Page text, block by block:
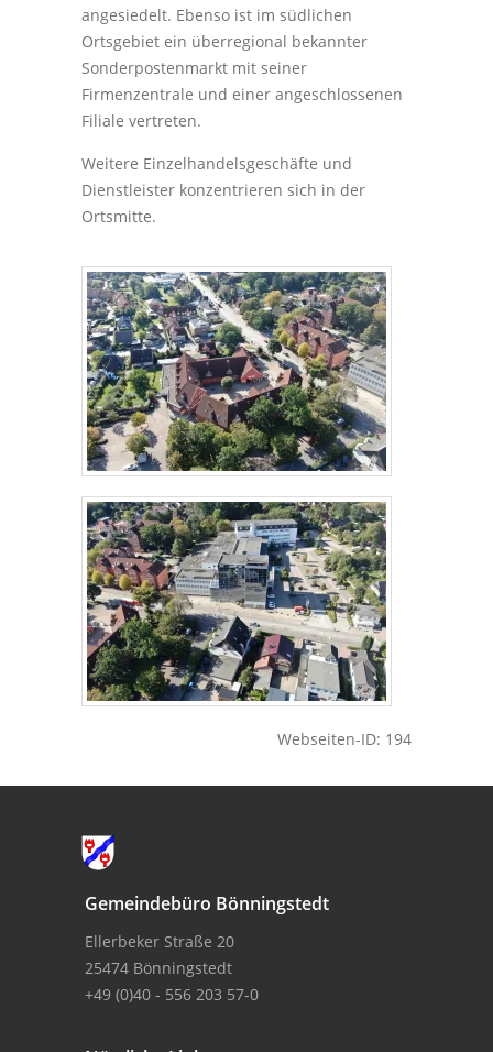
angesiedelt. Ebenso ist im südlichen
Ortsgebiet ein überregional bekannter
Sonderpostenmarkt mit seiner
Firmenzentrale und einer angeschlossenen
Filiale vertreten.
Weitere Einzelhandelsgeschäfte und
Dienstleister konzentrieren sich in der
Ortsmitte.
Webseiten-ID: 194
Gemeindebüro Bönningstedt
Ellerbeker Straße 20
25474 Bönningstedt
+49 (0)40 - 556 203 57-0